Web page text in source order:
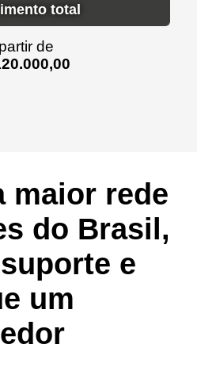
total
de
maior rede
do Brasil,
e
um